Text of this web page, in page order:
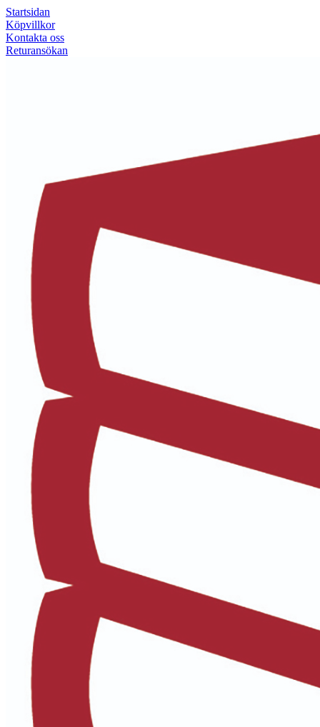
Startsidan
Köpvillkor
Kontakta oss
Returansökan